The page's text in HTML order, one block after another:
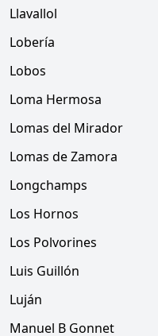
Llavallol
Lobería
Lobos
Loma Hermosa
Lomas del Mirador
Lomas de Zamora
Longchamps
Los Hornos
Los Polvorines
Luis Guillón
Luján
Manuel B Gonnet